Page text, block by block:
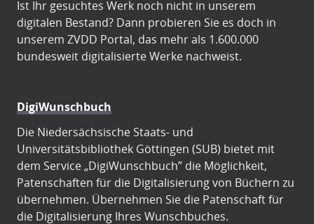
Ist Ihr gesuchtes Werk noch nicht in unserem
digitalen Bestand? Dann probieren Sie es doch in
unserem ZVDD Portal, das mehr als 1.600.000
bundesweit digitalisierte Werke nachweist.
DigiWunschbuch
Die Niedersächsische Staats- und
Universitätsbibliothek Göttingen (SUB) bietet mit
dem Service „DigiWunschbuch” die Möglichkeit,
Patenschaften für die Digitalisierung von Büchern zu
übernehmen. Übernehmen Sie die Patenschaft für
die Digitalisierung Ihres Wunschbuches.